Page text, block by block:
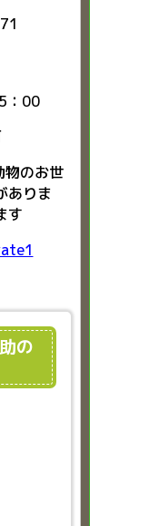
：00
物のお世
ありま
す
の